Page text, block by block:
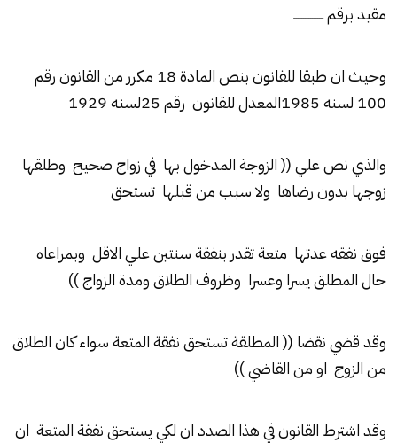
مقيد برقم ـــــــــــــــــ
وحيث ان طبقا للقانون بنص المادة 18 مكرر من القانون رقم
100 لسنه 1985المعدل للقانون رقم 25لسنه 1929
والذي نص علي (( الزوجة المدخول بها في زواج صحيح وطلقها
زوجها بدون رضاها ولا سبب من قبلها تستحق
فوق نفقه عدتها متعة تقدر بنفقة سنتين علي الاقل وبمراعاه
حال المطلق يسرا وعسرا وظروف الطلاق ومدة الزواج ))
وقد قضي نقضا (( المطلقة تستحق نفقة المتعة سواء كان الطلاق
من الزوج او من القاضي ))
وقد اشترط القانون في هذا الصدد ان لكي يستحق نفقة المتعة ان